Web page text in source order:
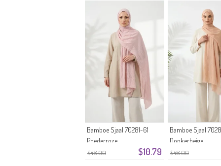
$46.00 $10.79
Bamboe Sjaal 70281-61
Poederroze
$46.00
Bamboe Sjaal
Donkerbeige